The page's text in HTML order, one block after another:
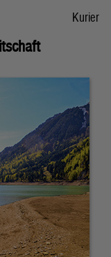
Kurier